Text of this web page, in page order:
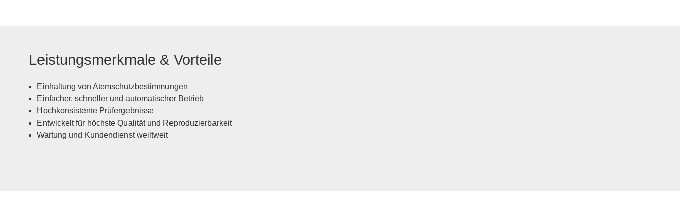
Leistungsmerkmale & Vorteile
Einhaltung von Atemschutzbestimmungen
Einfacher, schneller und automatischer Betrieb
Hochkonsistente Prüfergebnisse
Entwickelt für höchste Qualität und Reproduzierbarkeit
Wartung und Kundendienst weiltweit